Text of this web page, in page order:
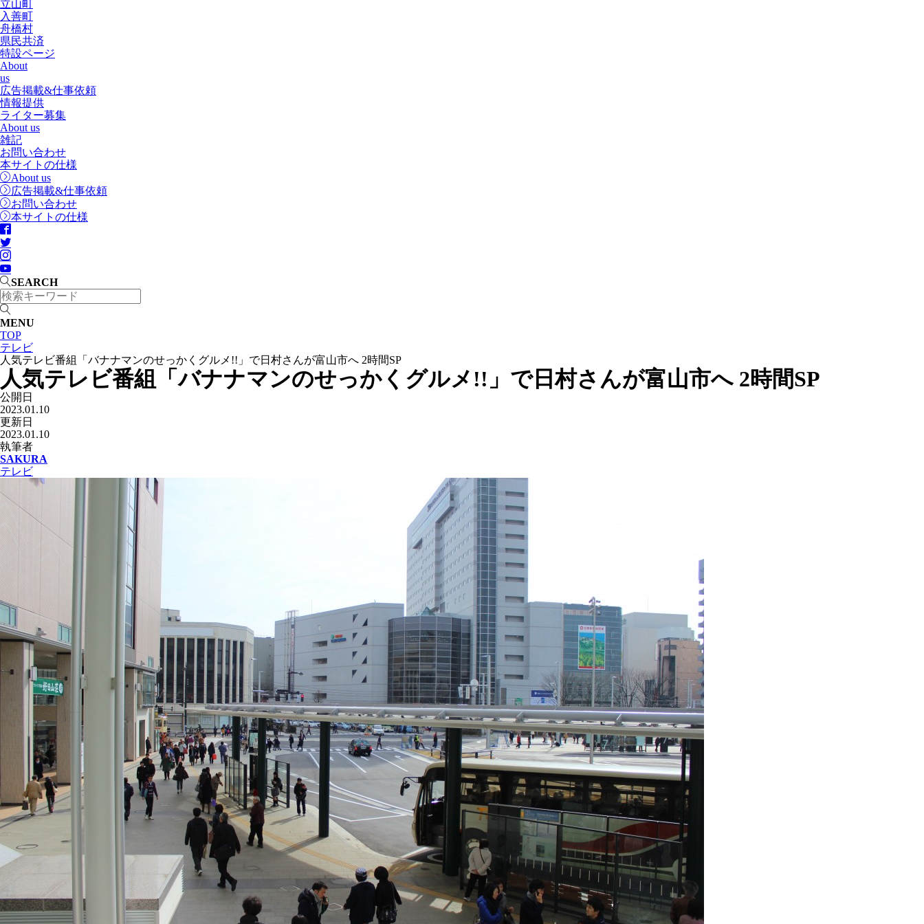
立山町
入善町
舟橋村
県民共済
特設ページ
About
us
広告掲載&仕事依頼
情報提供
ライター募集
About us
雑記
お問い合わせ
本サイトの仕様
About us
広告掲載&仕事依頼
お問い合わせ
本サイトの仕様
SEARCH
MENU
TOP
テレビ
人気テレビ番組「バナナマンのせっかくグルメ!!」で日村さんが富山市へ 2時間SP
人気テレビ番組「バナナマンのせっかくグルメ!!」で日村さんが富山市へ 2時間SP
公開日
2023.01.10
更新日
2023.01.10
執筆者
SAKURA
テレビ